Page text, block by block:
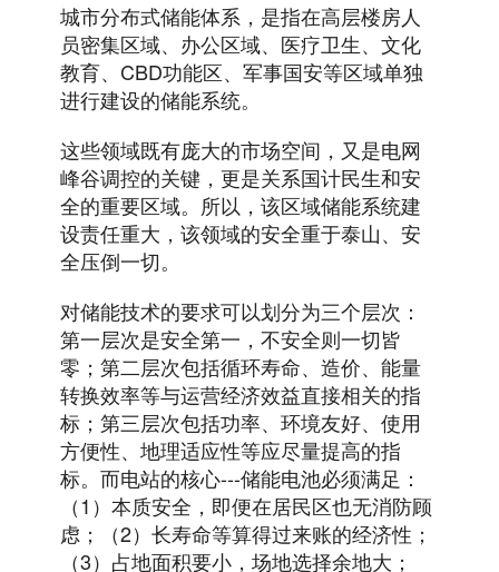
城市分布式储能体系，是指在高层楼房人
员密集区域、办公区域、医疗卫生、文化
教育、CBD功能区、军事国安等区域单独
进行建设的储能系统。
这些领域既有庞大的市场空间，又是电网
峰谷调控的关键，更是关系国计民生和安
全的重要区域。所以，该区域储能系统建
设责任重大，该领域的安全重于泰山、安
全压倒一切。
对储能技术的要求可以划分为三个层次：
第一层次是安全第一，不安全则一切皆
零；第二层次包括循环寿命、造价、能量
转换效率等与运营经济效益直接相关的指
标；第三层次包括功率、环境友好、使用
方便性、地理适应性等应尽量提高的指
标。而电站的核心---储能电池必须满足：
（1）本质安全，即便在居民区也无消防顾
虑；（2）长寿命等算得过来账的经济性；
（3）占地面积要小，场地选择余地大；